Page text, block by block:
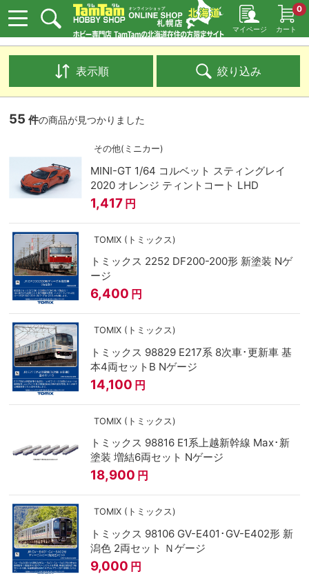
マイページ カート
0
表示順 絞り込み
55 件の商品が見つかりました
その他(ミニカー)
MINI-GT 1/64 コルベット スティングレイ
2020 オレンジ ティントコート LHD
1,417 円
TOMIX (トミックス)
トミックス 2252 DF200-200形 新塗装 Nゲ
ージ
6,400 円
TOMIX (トミックス)
トミックス 98829 E217系 8次車･更新車 基
本4両セットB Nゲージ
14,100 円
TOMIX (トミックス)
トミックス 98816 E1系上越新幹線 Max･新
塗装 増結6両セット Nゲージ
18,900 円
TOMIX (トミックス)
トミックス 98106 GV-E401･GV-E402形 新
潟色 2両セット Ｎゲージ
9,000 円